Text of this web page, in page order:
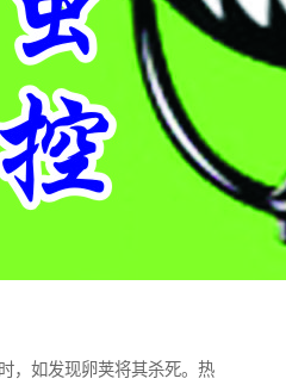
，如发现卵荚将其杀死。热